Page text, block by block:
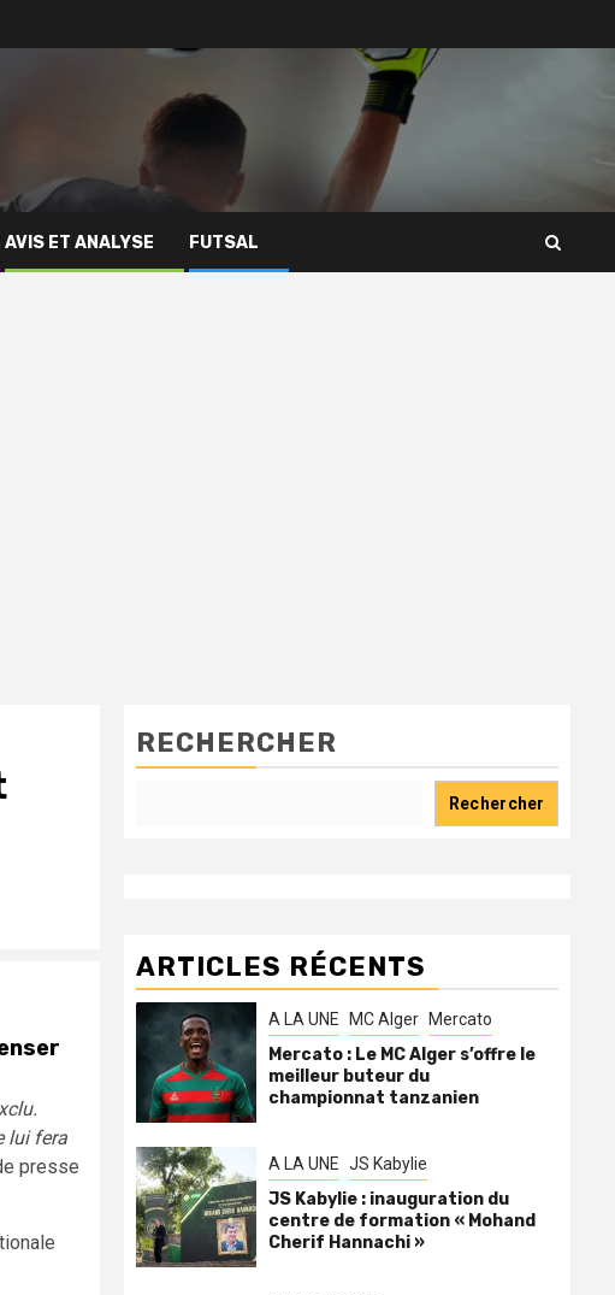
AVIS ET ANALYSE FUTSAL
lui fera
presse
RECHERCHER
Rechercher
ARTICLES RÉCENTS
A LA UNE MC Alger Mercato
Mercato : Le MC Alger s’offre le
meilleur buteur du
championnat tanzanien
A LA UNE JS Kabylie
JS Kabylie : inauguration du
centre de formation « Mohand
Cherif Hannachi »